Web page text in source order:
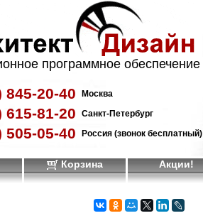
программное обеспечение
845-20-40 Москва
615-81-20 Санкт-Петербург
505-05-40 Россия (звонок бесплатный)
Корзина Акции!